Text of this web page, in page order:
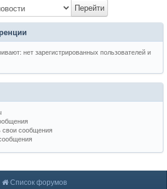
Перейти
нет зарегистрированных пользователей и
свои сообщения
Список форумов